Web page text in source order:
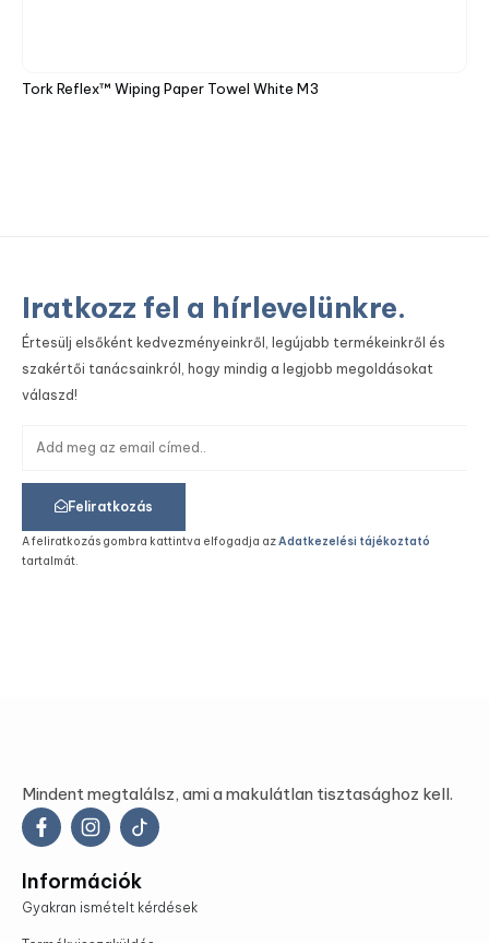
Tork Reflex™ Wiping Paper Towel White M3
Iratkozz fel a hírlevelünkre.
Értesülj elsőként kedvezményeinkről, legújabb termékeinkről és
szakértői tanácsainkról, hogy mindig a legjobb megoldásokat
válaszd!
Feliratkozás
A feliratkozás gombra kattintva elfogadja azAdatkezelési tájékoztató
tartalmát.
Mindent megtalálsz, ami a makulátlan tisztasághoz kell.
Információk
Gyakran ismételt kérdések